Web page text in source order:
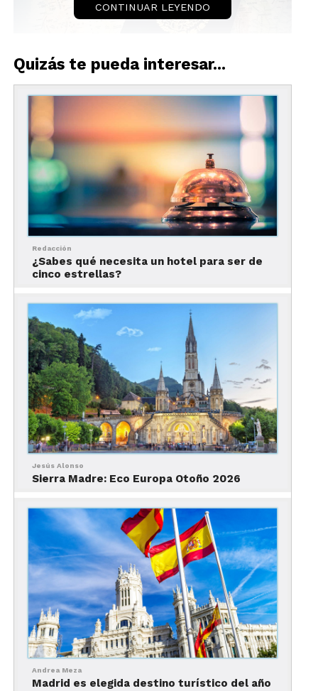
¿Se requiere visa?
No.España, no solicita visa a los mexicanos. Sin
embargo, solo puedes permanecer en territorio
español por un periodo máximo de 90 días. Al
término de ese lapso, debes abandonar el espacio
Schengen (área común migratoria europea) por 90
días antes de volver a ingresar a España.
Toma en cuenta que, a partir del 2021, todos los
viajeros mexicanos que deseen visitar este país
Información y Autorización de Viaje (ETIAS por
sus siglas en inglés).
¿Debo viajar con pasaporte?
Sí. Considera que tu pasaporte debe tener una
validez de seis meses para que puedas entrar a
España y por ende para viajar a Madrid.
Dinero
¿Cuál es la moneda oficial?
CONTINUAR LEYENDO
Quizás te pueda interesar...
Redacción
¿Sabes qué necesita un hotel para ser de
cinco estrellas?
Jesús Alonso
Sierra Madre: Eco Europa Otoño 2026
Andrea Meza
Madrid es elegida destino turístico del año